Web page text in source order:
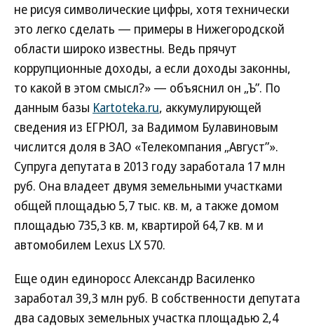
не рисуя символические цифры, хотя технически
это легко сделать — примеры в Нижегородской
области широко известны. Ведь прячут
коррупционные доходы, а если доходы законны,
то какой в этом смысл?» — объяснил он „Ъ”. По
данным базы Kartoteka.ru, аккумулирующей
сведения из ЕГРЮЛ, за Вадимом Булавиновым
числится доля в ЗАО «Телекомпания „Август”».
Супруга депутата в 2013 году заработала 17 млн
руб. Она владеет двумя земельными участками
общей площадью 5,7 тыс. кв. м, а также домом
площадью 735,3 кв. м, квартирой 64,7 кв. м и
автомобилем Lexus LX 570.
Еще один единоросс Александр Василенко
заработал 39,3 млн руб. В собственности депутата
два садовых земельных участка площадью 2,4